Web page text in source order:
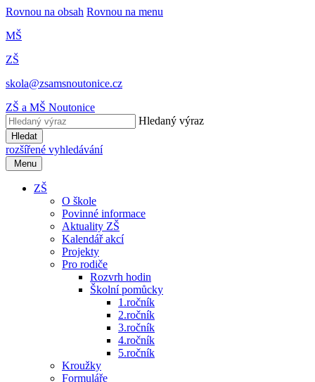
Rovnou na obsah Rovnou na menu
MŠ
ZŠ
skola@zsamsnoutonice.cz
ZŠ a MŠ Noutonice
Hledaný výraz
Hledat
rozšířené vyhledávání
Menu
ZŠ
O škole
Povinné informace
Aktuality ZŠ
Kalendář akcí
Projekty
Pro rodiče
Rozvrh hodin
Školní pomůcky
1.ročník
2.ročník
3.ročník
4.ročník
5.ročník
Kroužky
Formuláře